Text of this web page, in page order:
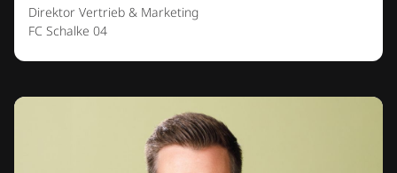
Direktor Vertrieb & Marketing
FC Schalke 04